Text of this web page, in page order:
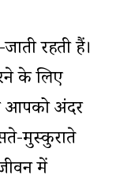
रहती हैं।
के लिए
आपको अंदर
मुस्कुराते
में